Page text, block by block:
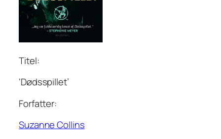
Titel:
‘Dødsspillet’
Forfatter:
Suzanne Collins